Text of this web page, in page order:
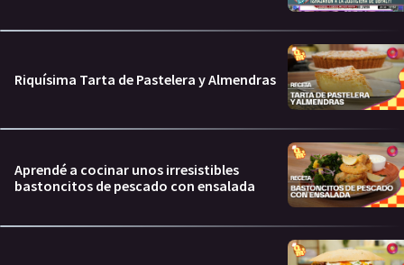
Riquísima Tarta de Pastelera y Almendras
Aprendé a cocinar unos irresistibles
bastoncitos de pescado con ensalada